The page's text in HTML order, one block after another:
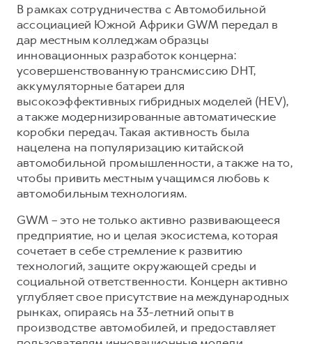
В рамках сотрудничества с Автомобильной
ассоциацией Южной Африки GWM передал в
дар местным колледжам образцы
инновационных разработок концерна:
усовершенствованную трансмиссию DHT,
аккумуляторные батареи для
высокоэффективных гибридных моделей (HEV),
а также модернизированные автоматические
коробки передач. Такая активность была
нацелена на популяризацию китайской
автомобильной промышленности, а также на то,
чтобы привить местным учащимся любовь к
автомобильным технологиям.
GWM – это не только активно развивающееся
предприятие, но и целая экосистема, которая
сочетает в себе стремление к развитию
технологий, защите окружающей среды и
социальной ответственности. Концерн активно
углубляет свое присутствие на международных
рынках, опираясь на 33-летний опыт в
производстве автомобилей, и предоставляет